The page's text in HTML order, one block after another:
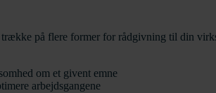
på flere former for rådgivning til din
om et givent emne
arbejdsgangene